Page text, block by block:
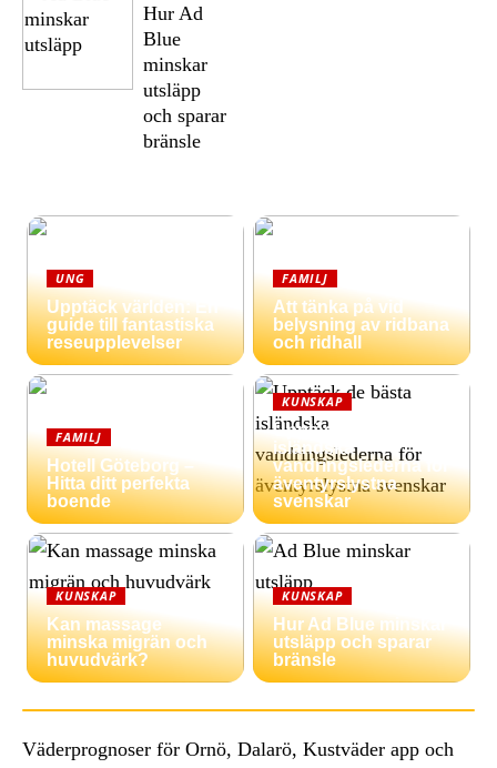
Hur Ad
Blue
minskar
utsläpp
och sparar
bränsle
UNG
Upptäck världen: En
guide till fantastiska
reseupplevelser
FAMILJ
Att tänka på vid
belysning av ridbana
och ridhall
FAMILJ
Hotell Göteborg –
Hitta ditt perfekta
boende
KUNSKAP
Upptäck de bästa
isländska
vandringslederna för
äventyrslystna
svenskar
KUNSKAP
Kan massage
minska migrän och
huvudvärk?
KUNSKAP
Hur Ad Blue minskar
utsläpp och sparar
bränsle
Väderprognoser för Ornö, Dalarö, Kustväder app och